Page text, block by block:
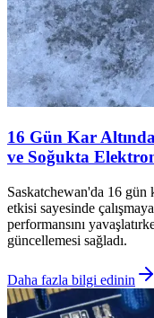
16 Gün Kar
ve Soğukta
Saskatchewan'da 16 gün
etkisi sayesinde
performansını
güncellemesi sağladı.
Daha fazla bilgi edinin